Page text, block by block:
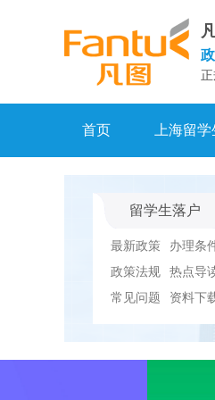
首页 上海留
留学生落户
最新政策
办理条
政策法规
热点导
常见问题
资料下